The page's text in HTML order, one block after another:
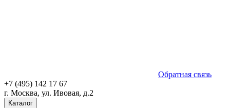
Обратная связь
+7 (495) 142 17 67
г. Москва, ул. Ивовая, д.2
Каталог